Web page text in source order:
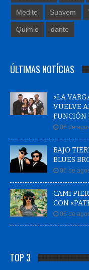
Medite Suavem
Quimio dante
ÚLTIMAS NOTÍCIAS
«LA
VUELVE
FUNCIÓN
06 de
BAJO
BLUES
06 de
CAMI
CON
06 de
TOP 3